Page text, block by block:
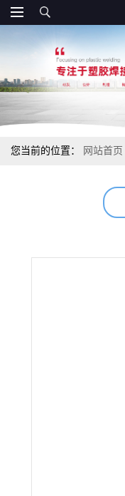
您当前的位置： 网站首页